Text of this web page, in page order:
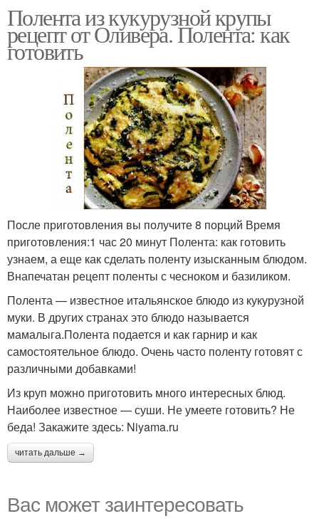
Полента из кукурузной крупы
рецепт от Оливера. Полента: как
готовить
После приготовления вы получите 8 порций Время
приготовления:1 час 20 минут Полента: как готовить
узнаем, а еще как сделать поленту изысканным блюдом.
Внапечатан рецепт поленты с чесноком и базиликом.
Полента — известное итальянское блюдо из кукурузной
муки. В других странах это блюдо называется
мамалыга.Полента подается и как гарнир и как
самостоятельное блюдо. Очень часто поленту готовят с
различными добавками!
Из круп можно приготовить много интересных блюд.
Наиболее известное — суши. Не умеете готовить? Не
беда! Закажите здесь: Niyama.ru
читать дальше →
Вас может заинтересовать